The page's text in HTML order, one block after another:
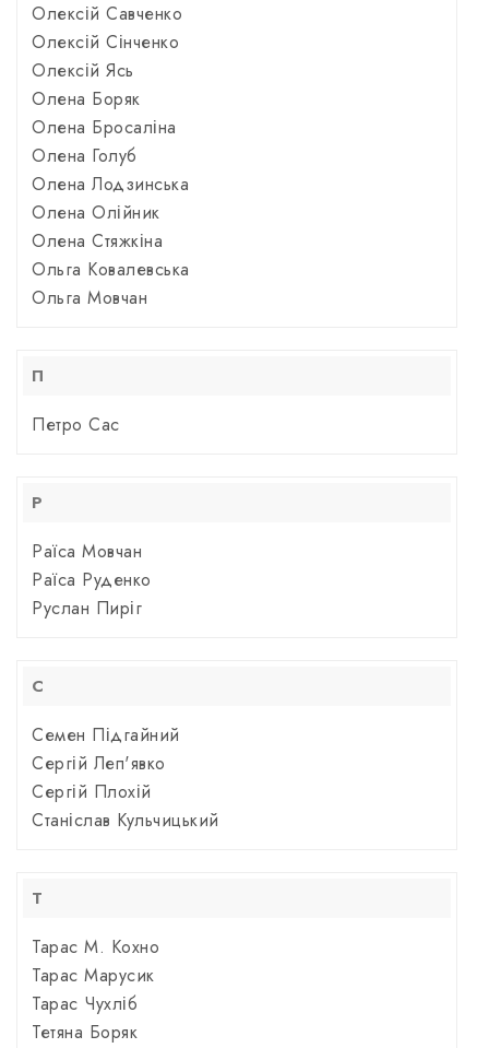
Олексій Савченко
Олексій Сінченко
Олексій Ясь
Олена Боряк
Олена Бросаліна
Олена Голуб
Олена Лодзинська
Олена Олійник
Олена Стяжкіна
Ольга Ковалевська
Ольга Мовчан
П
Петро Сас
Р
Раїса Мовчан
Раїса Руденко
Руслан Пиріг
С
Семен Підгайний
Сергій Леп'явко
Сергій Плохій
Станіслав Кульчицький
Т
Тарас М. Кохно
Тарас Марусик
Тарас Чухліб
Тетяна Боряк